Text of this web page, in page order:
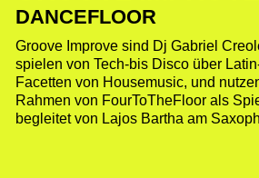
DANCEFLOOR
Groove Improve sind Dj Gabriel
spielen von Tech-bis Disco über
Facetten von Housemusic, und
Rahmen von FourToTheFloor als
begleitet von Lajos Bartha am